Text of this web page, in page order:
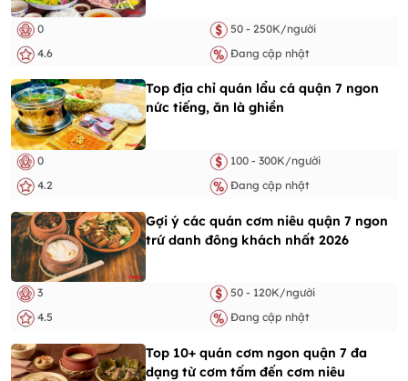
0
50 - 250K/người
4.6
Đang cập nhật
Top địa chỉ quán lẩu cá quận 7 ngon
nức tiếng, ăn là ghiền
0
100 - 300K/người
4.2
Đang cập nhật
Gợi ý các quán cơm niêu quận 7 ngon
trứ danh đông khách nhất 2026
3
50 - 120K/người
4.5
Đang cập nhật
Top 10+ quán cơm ngon quận 7 đa
dạng từ cơm tấm đến cơm niêu